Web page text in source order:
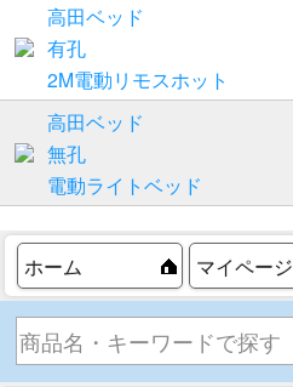
高田ベッド
有孔
2M電動リモスホット
高田ベッド
無孔
電動ライトベッド
ホーム マイページ